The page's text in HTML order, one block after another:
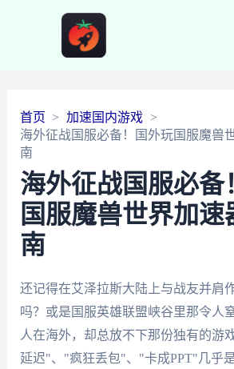
首页
加速国内游戏
海外征战国服必备！国外玩国服魔兽
南
海外征战国服必备
国服魔兽世界加速
南
还记得在艾泽拉斯大陆上与战友并肩
吗？或是国服英雄联盟峡谷里那令人
人在海外，却总放不下那份独有的游
延迟"、"疯狂丢包"、"卡成PPT"几乎